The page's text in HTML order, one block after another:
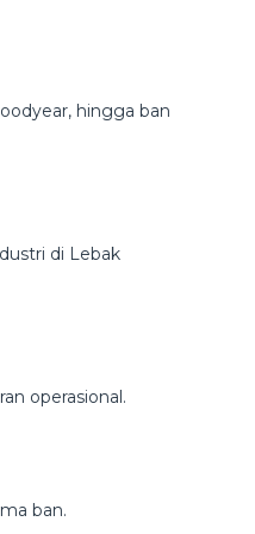
hingga ban
di Lebak
operasional.
ban.